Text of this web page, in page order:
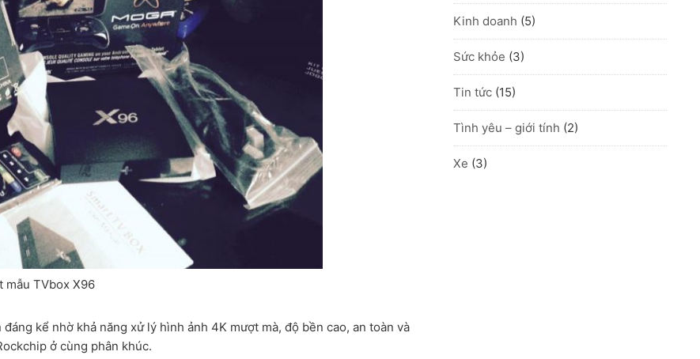
mẫu TVbox X96
kể nhờ khả năng xử lý hình ảnh 4K mượt mà, độ bền cao, an toàn và
ở cùng phân khúc.
Kinh doanh (5)
Sức khỏe (3)
Tin tức (15)
Tình yêu – giới tính (2)
Xe (3)